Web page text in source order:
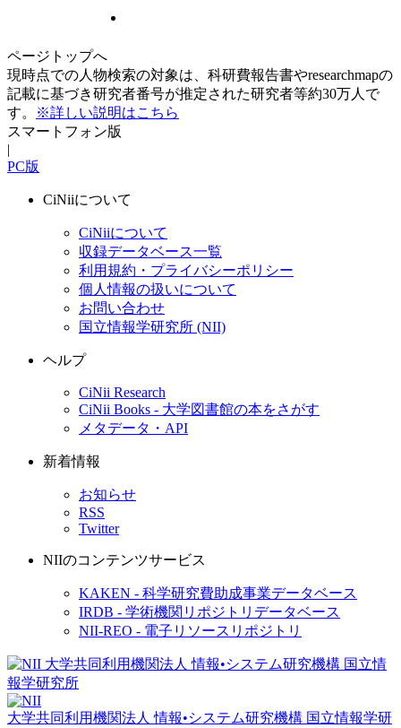
ページトップへ
現時点での人物検索の対象は、科研費報告書やresearchmapの
記載に基づき研究者番号が推定された研究者等約30万人で
す。
※詳しい説明はこちら
スマートフォン版
|
PC版
CiNiiについて
CiNiiについて
収録データベース一覧
利用規約・プライバシーポリシー
個人情報の扱いについて
お問い合わせ
国立情報学研究所 (NII)
ヘルプ
CiNii Research
CiNii Books - 大学図書館の本をさがす
メタデータ・API
新着情報
お知らせ
RSS
Twitter
NIIのコンテンツサービス
KAKEN - 科学研究費助成事業データベース
IRDB - 学術機関リポジトリデータベース
NII-REO - 電子リソースリポジトリ
大学共同利用機関法人 情報•システム研究機構 国立情報学研